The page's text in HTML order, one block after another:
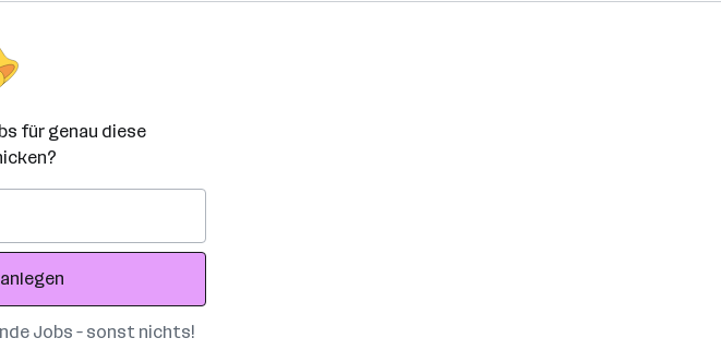
für genau diese
Jobs – sonst nichts!